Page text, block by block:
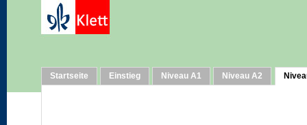
Startseite Einstieg Niveau A1 Niveau A2